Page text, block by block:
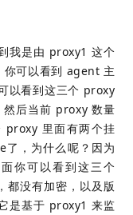
我是由 proxy1 这个
你可以看到 agent 主
以看到这三个 proxy
后当前 proxy 数量
proxy 里面有两个挂
，为什么呢？因为
你可以看到这三个
都没有加密，以及版
是基于 proxy1 来监